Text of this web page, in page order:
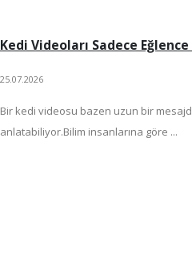
Kedi Videoları Sadece
25.07.2026
Bir kedi videosu bazen uzun bir
anlatabiliyor.Bilim insanlarına göre ...